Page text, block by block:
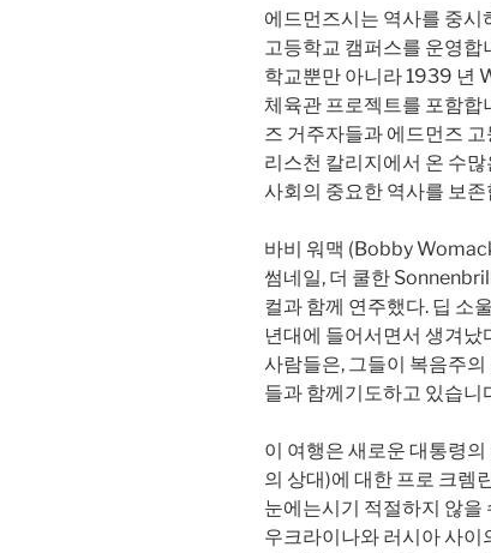
에드먼즈시는 역사를 중시
고등학교 캠퍼스를 운영합
학교뿐만 아니라 1939 년
체육관 프로젝트를 포함합
즈 거주자들과 에드먼즈
리스천 칼리지에서 온 수
사회의 중요한 역사를 보존
바비 워맥 (Bobby
썸네일, 더 쿨한
컬과 함께 연주했다. 딥 소
년대에 들어서면서 생겨났
사람들은, 그들이 복음주
들과 함께기도하고 있습니
이 여행은 새로운 대통령
의 상대)에 대한 프로 크렘
눈에는시기 적절하지 않을
우크라이나와 러시아 사이